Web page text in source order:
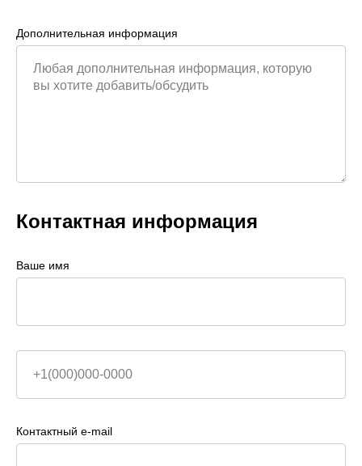
Дополнительная информация
Контактная информация
Ваше имя
Контактный e-mail